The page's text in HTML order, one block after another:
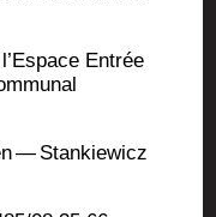
Entrée
— Stan­kie­wicz